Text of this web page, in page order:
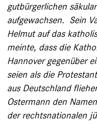
gutbürgerlichen
aufgewachsen. ­ Sein
Helmut auf das
meinte, dass die
Hannover gegenüber
seien als die
aus Deutschland
Ostermann den
der rechtsnationalen